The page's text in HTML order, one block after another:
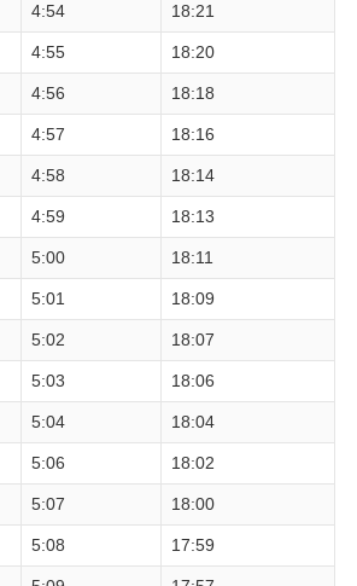
4:54 18:21
4:55 18:20
4:56 18:18
4:57 18:16
4:58 18:14
4:59 18:13
5:00 18:11
5:01 18:09
5:02 18:07
5:03 18:06
5:04 18:04
5:06 18:02
5:07 18:00
5:08 17:59